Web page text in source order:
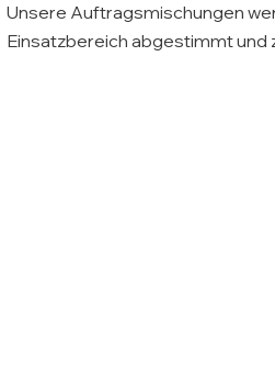
Unsere Auftragsmischungen
Einsatzbereich abgestimmt und